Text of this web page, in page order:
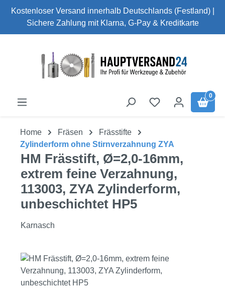
Zum Hauptinhalt springen
Kostenloser Versand innerhalb Deutschlands (Festland) |
Sichere Zahlung mit Klarna, G-Pay & Kreditkarte
0
Home Fräsen
Frässtifte
Zylinderform ohne Stirnverzahnung ZYA
HM Frässtift, Ø=2,0-16mm,
extrem feine Verzahnung,
113003, ZYA Zylinderform,
unbeschichtet HP5
Karnasch
Bildergalerie überspringen